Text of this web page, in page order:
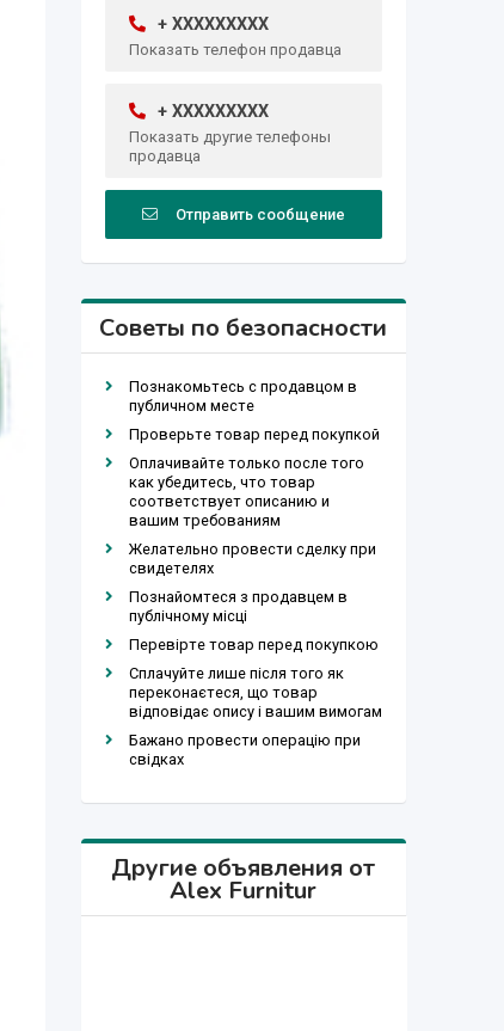
+ XXXXXXXXX
Показать телефон продавца
+ XXXXXXXXX
Показать другие телефоны
продавца
Отправить сообщение
Советы по безопасности
Познакомьтесь с продавцом в
публичном месте
Проверьте товар перед покупкой
Оплачивайте только после того
как убедитесь, что товар
соответствует описанию и
вашим требованиям
Желательно провести сделку при
свидетелях
Познайомтеся з продавцем в
публічному місці
Перевірте товар перед покупкою
Сплачуйте лише після того як
переконаєтеся, що товар
відповідає опису і вашим вимогам
Бажано провести операцію при
свідках
Другие объявления от
Alex Furnitur